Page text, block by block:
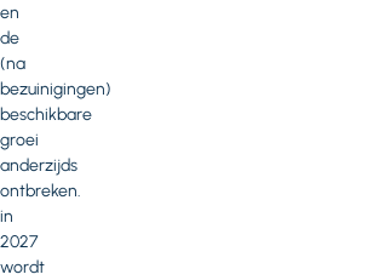
en
de
(na
bezuinigingen)
beschikbare
groei
anderzijds
ontbreken.
in
2027
wordt